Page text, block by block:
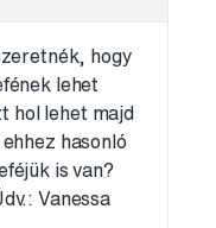
hogy
lehet
hol lehet majd
hasonló
is van?
Vanessa